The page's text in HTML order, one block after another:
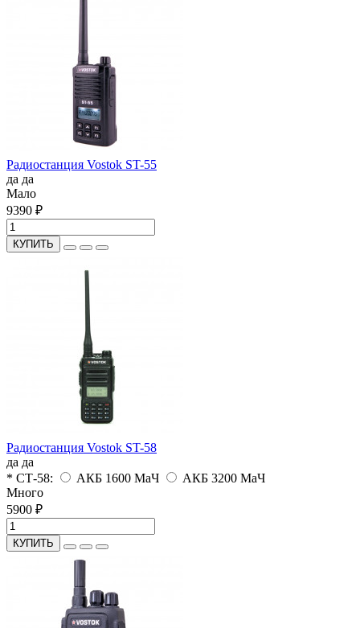
Радиостанция Vostok ST-55
да да
Мало
9390 ₽
КУПИТЬ
Радиостанция Vostok ST-58
да да
* СТ-58:
АКБ 1600 МаЧ
АКБ 3200 МаЧ
Много
5900 ₽
КУПИТЬ